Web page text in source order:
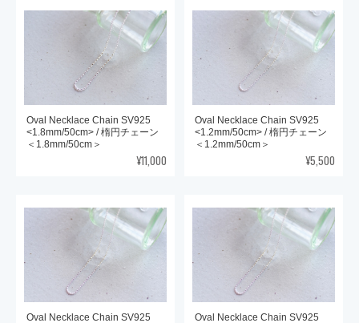
Oval Necklace Chain SV925
<1.8mm/50cm> / 楕円チェーン
＜1.8mm/50cm＞
¥11,000
Oval Necklace Chain SV925
<1.2mm/50cm> / 楕円チェーン
＜1.2mm/50cm＞
¥5,500
Oval Necklace Chain SV925
Oval Necklace Chain SV925